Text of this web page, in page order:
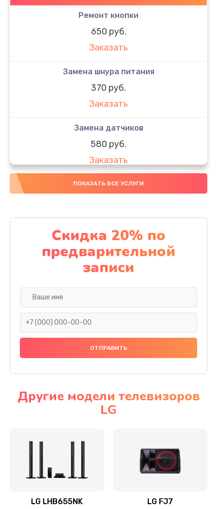
Ремонт кнопки
650 руб.
Заказать
Замена шнура питания
370 руб.
Заказать
Замена датчиков
580 руб.
Заказать
Комплексная чистка
Заказать
Замена дисплея (экрана)
2000 руб.
Заказать
Ремонт платы электроники
Прошивка
Ремонт механики привода
Ремонт / замена кнопок, клавиш, индикаторов,
ПОКАЗАТЬ ВСЕ УСЛУГИ
Скидка 20% по
предварительной
записи
Другие модели телевизоров
LG
LG LHB655NK LG FJ7